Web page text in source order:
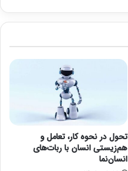
تحول در نحوه کار، تعامل و
هم‌زیستی انسان با ربات‌های
انسان‌نما